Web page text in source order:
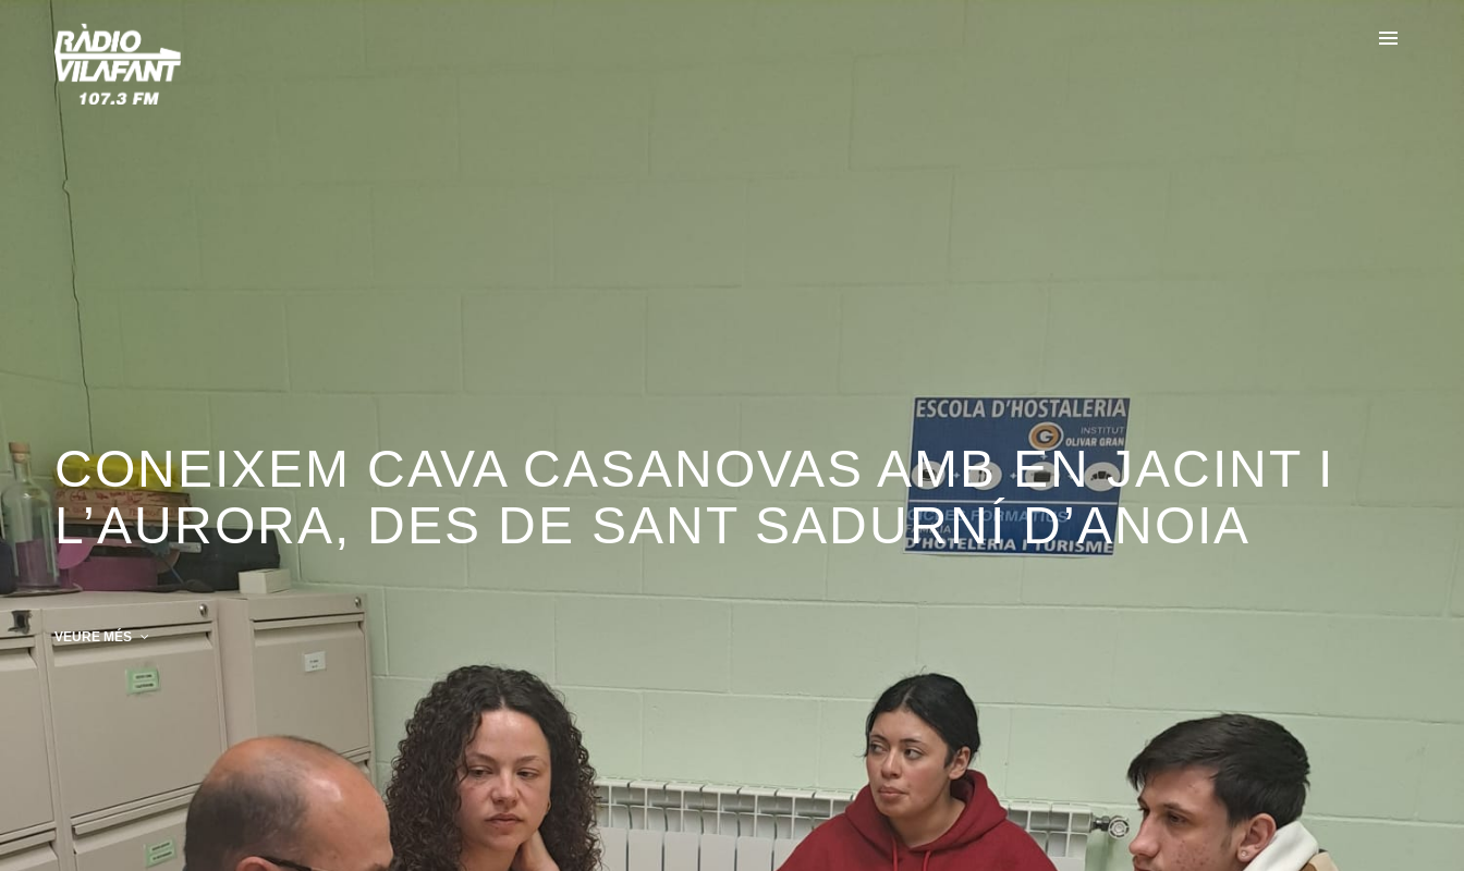
CONEIXEM CAVA CASANOVAS AMB EN JACINT I
L’AURORA, DES DE SANT SADURNÍ D’ANOIA
VEURE MÉS